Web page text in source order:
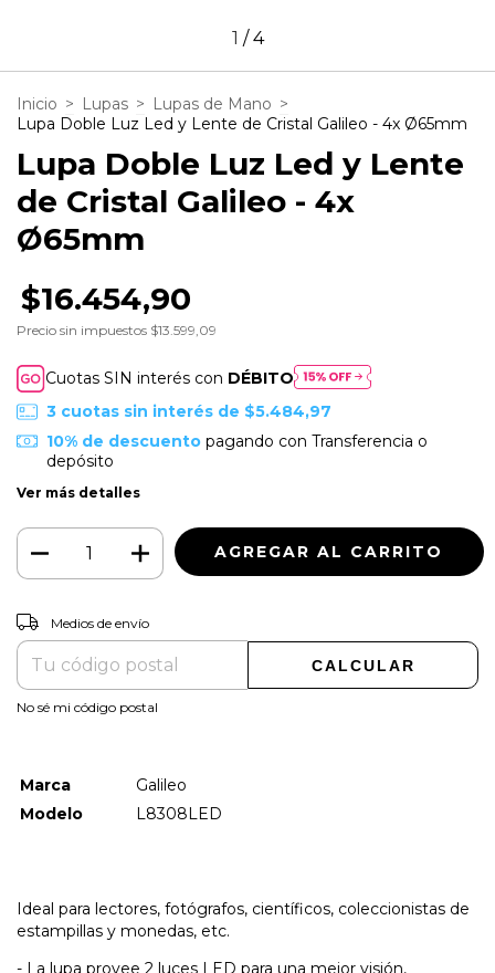
1 /4
Inicio > Lupas > Lupas de Mano >
Lupa Doble Luz Led y Lente de Cristal Galileo - 4x Ø65mm
Lupa Doble Luz Led y Lente
de Cristal Galileo - 4x
Ø65mm
$16.454,90
Precio sin impuestos $13.599,09
Cuotas SIN interés con DÉBITO
3 cuotas sin interés de $5.484,97
10% de descuentopagando con Transferencia o
depósito
Ver más detalles
Entregas para el CP:
Medios de envío
CALCULAR
No sé mi código postal
Marca
Galileo
Modelo
L8308LED
Ideal para lectores, fotógrafos, científicos, coleccionistas de
estampillas y monedas, etc.
- La lupa provee 2 luces LED para una mejor visión,